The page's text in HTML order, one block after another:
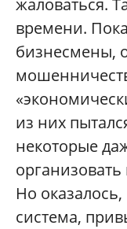
жаловаться.
времени.
бизнесмены,
из них
некоторые
Но
система,